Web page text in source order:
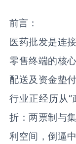
前言：
医药批发是连
零售终端的核
配送及资金垫
行业正经历从“
折：两票制与
利空间，倒逼